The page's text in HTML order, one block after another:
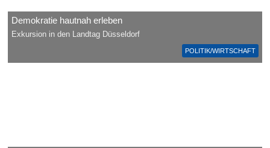
POLITIK/WIRTSCHAFT
Demokratie hautnah erleben
Exkursion in den Landtag Düsseldorf